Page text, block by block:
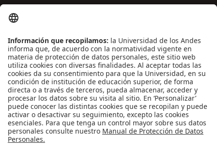
Contáctenos
Biblioguías
Preguntas frecuentes
Capacitación
Directrices
Entretenimiento
Compra de libros y material audiovisual